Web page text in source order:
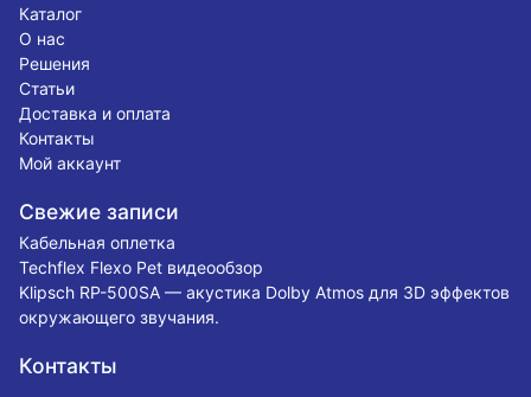
Каталог
О нас
Решения
Статьи
Доставка и оплата
Контакты
Мой аккаунт
Свежие записи
Кабельная оплетка
Techflex Flexo Pet видеообзор
Klipsch RP-500SA — акустика Dolby Atmos для 3D эффектов
окружающего звучания.
Контакты